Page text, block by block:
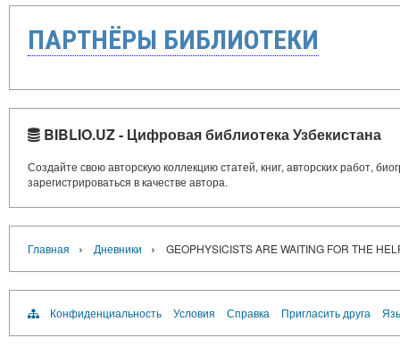
ПАРТНЁРЫ БИБЛИОТЕКИ
BIBLIO.UZ - Цифровая библиотека Узбекистана
Создайте свою авторскую коллекцию статей, книг, авторских работ,
зарегистрироваться в качестве автора.
Главная › Дневники › GEOPHYSICISTS ARE WAITING FOR THE
Конфиденциальность Условия Справка Пригласить друга